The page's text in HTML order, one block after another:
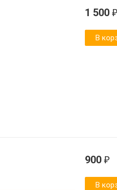
1 500 ₽
В
900 ₽
В